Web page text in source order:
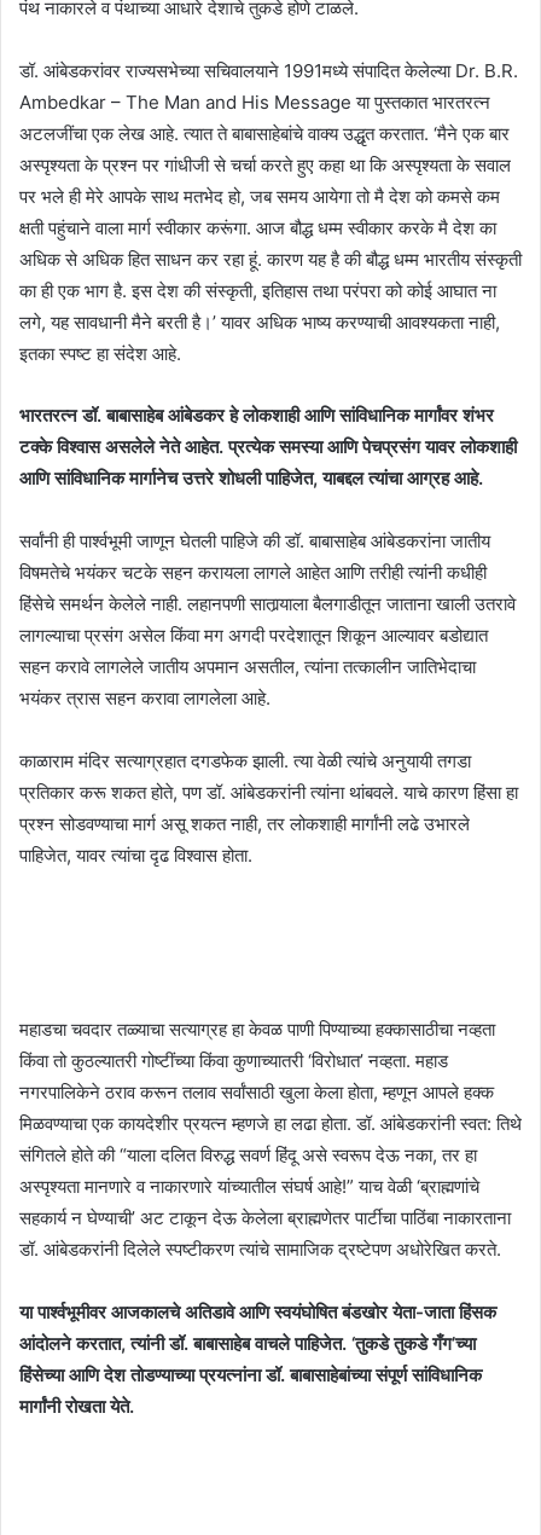
पंथ नाकारले व पंथाच्या आधारे देशाचे तुकडे होणे टाळले.
डॉ. आंबेडकरांवर राज्यसभेच्या सचिवालयाने 1991मध्ये संपादित केलेल्या Dr. B.R.
Ambedkar – The Man and His Message या पुस्तकात भारतरत्न
अटलजींचा एक लेख आहे. त्यात ते बाबासाहेबांचे वाक्य उद्धृत करतात. ‘मैने एक बार
अस्पृश्यता के प्रश्न पर गांधीजी से चर्चा करते हुए कहा था कि अस्पृश्यता के सवाल
पर भले ही मेरे आपके साथ मतभेद हो, जब समय आयेगा तो मै देश को कमसे कम
क्षती पहुंचाने वाला मार्ग स्वीकार करूंगा. आज बौद्ध धम्म स्वीकार करके मै देश का
अधिक से अधिक हित साधन कर रहा हूं. कारण यह है की बौद्ध धम्म भारतीय संस्कृती
का ही एक भाग है. इस देश की संस्कृती, इतिहास तथा परंपरा को कोई आघात ना
लगे, यह सावधानी मैने बरती है।’ यावर अधिक भाष्य करण्याची आवश्यकता नाही,
इतका स्पष्ट हा संदेश आहे.
भारतरत्न डॉ. बाबासाहेब आंबेडकर हे लोकशाही आणि सांविधानिक मार्गांवर शंभर
टक्के विश्वास असलेले नेते आहेत. प्रत्येक समस्या आणि पेचप्रसंग यावर लोकशाही
आणि सांविधानिक मार्गानेच उत्तरे शोधली पाहिजेत, याबद्दल त्यांचा आग्रह आहे.
सर्वांनी ही पार्श्वभूमी जाणून घेतली पाहिजे की डॉ. बाबासाहेब आंबेडकरांना जातीय
विषमतेचे भयंकर चटके सहन करायला लागले आहेत आणि तरीही त्यांनी कधीही
हिंसेचे समर्थन केलेले नाही. लहानपणी सातार्‍याला बैलगाडीतून जाताना खाली उतरावे
लागल्याचा प्रसंग असेल किंवा मग अगदी परदेशातून शिकून आल्यावर बडोद्यात
सहन करावे लागलेले जातीय अपमान असतील, त्यांना तत्कालीन जातिभेदाचा
भयंकर त्रास सहन करावा लागलेला आहे.
काळाराम मंदिर सत्याग्रहात दगडफेक झाली. त्या वेळी त्यांचे अनुयायी तगडा
प्रतिकार करू शकत होते, पण डॉ. आंबेडकरांनी त्यांना थांबवले. याचे कारण हिंसा हा
प्रश्न सोडवण्याचा मार्ग असू शकत नाही, तर लोकशाही मार्गांनी लढे उभारले
पाहिजेत, यावर त्यांचा दृढ विश्वास होता.
महाडचा चवदार तळ्याचा सत्याग्रह हा केवळ पाणी पिण्याच्या हक्कासाठीचा नव्हता
किंवा तो कुठल्यातरी गोष्टींच्या किंवा कुणाच्यातरी ‘विरोधात’ नव्हता. महाड
नगरपालिकेने ठराव करून तलाव सर्वांसाठी खुला केला होता, म्हणून आपले हक्क
मिळवण्याचा एक कायदेशीर प्रयत्न म्हणजे हा लढा होता. डॉ. आंबेडकरांनी स्वत: तिथे
संगितले होते की “याला दलित विरुद्ध सवर्ण हिंदू असे स्वरूप देऊ नका, तर हा
अस्पृश्यता मानणारे व नाकारणारे यांच्यातील संघर्ष आहे!” याच वेळी ‘ब्राह्मणांचे
सहकार्य न घेण्याची’ अट टाकून देऊ केलेला ब्राह्मणेतर पार्टीचा पाठिंबा नाकारताना
डॉ. आंबेडकरांनी दिलेले स्पष्टीकरण त्यांचे सामाजिक द्रष्टेपण अधोरेखित करते.
या पार्श्वभूमीवर आजकालचे अतिडावे आणि स्वयंघोषित बंडखोर येता-जाता हिंसक
आंदोलने करतात, त्यांनी डॉ. बाबासाहेब वाचले पाहिजेत. ‘तुकडे तुकडे गँग’च्या
हिंसेच्या आणि देश तोडण्याच्या प्रयत्नांना डॉ. बाबासाहेबांच्या संपूर्ण सांविधानिक
मार्गांनी रोखता येते.